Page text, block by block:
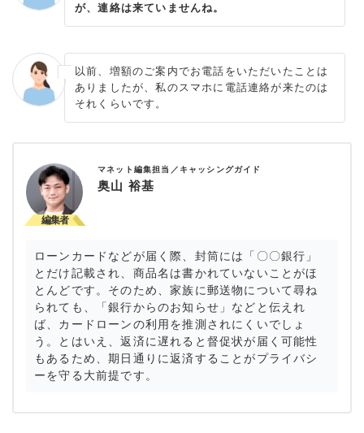
が、連絡は来ていませんね。
以前、増額のご案内でお電話をいただいたことは
ありましたが、私のスマホに電話連絡が来たのは
それくらいです。
マネット編集担当／キャッシングガイド
奥山 裕基
ローンカードなどが届く際、封筒には「〇〇銀行」
とだけ記載され、商品名は書かれていないことがほ
とんどです。そのため、家族に郵送物について尋ね
られても、「銀行からのお知らせ」などと伝えれ
ば、カードローンの利用を推測されにくいでしょ
う。とはいえ、返済に遅れると督促状が届く可能性
もあるため、期日通りに返済することがプライバシ
ーを守る大前提です。